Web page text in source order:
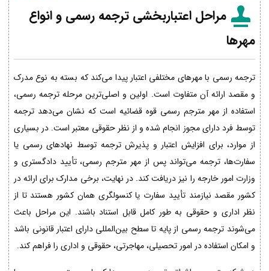
مراحل اعتباربخشی ترجمه رسمی و انواع
مهرها
ترجمه رسمی با مهرهای مختلفی اعتبار پیدا می‌کند که بسته به نوع مدرک
و مقصد ارائه آن متفاوت است. اولین و اصلی‌ترین مرحله ترجمه رسمی،
استفاده از مهر مترجم رسمی قوه قضائیه است که نشان می‌دهد ترجمه
توسط فرد دارای مجوز انجام شده و از نظر حقوقی معتبر است. در بسیاری
از موارد، برای افزایش اعتبار و پذیرش ترجمه توسط نهادهای رسمی یا
سفارت‌ها، ترجمه می‌تواند پس از مهر مترجم رسمی، تأیید دادگستری و
وزارت امور خارجه را نیز دریافت کند. در نهایت، برخی مدارک برای ارائه در
کشور مقصد نیازمند تأیید سفارت یا کنسولگری همان کشور هستند تا از
نظر اداری و حقوقی به طور کامل قابل استناد باشند. این مراحل باعث
می‌شوند ترجمه رسمی از پایه تا سطح بین‌المللی دارای اعتبار قانونی باشد
و امکان استفاده در امور تحصیلی، مهاجرتی، حقوقی و اداری را فراهم کند.